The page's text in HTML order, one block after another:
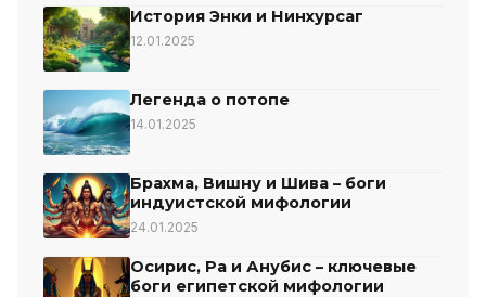
История Энки и Нинхурсаг
12.01.2025
Легенда о потопе
14.01.2025
Брахма, Вишну и Шива – боги
индуистской мифологии
24.01.2025
Осирис, Ра и Анубис – ключевые
боги египетской мифологии